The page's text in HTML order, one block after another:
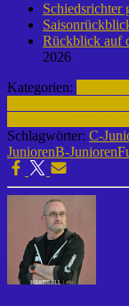
Schiedsrichter
Rückblick auf
2026
Kategorien:
Schlagwörter: C-
JuniorenB-Junioren